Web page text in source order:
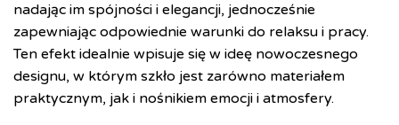
nadając im spójności i elegancji, jednocześnie
zapewniając odpowiednie warunki do relaksu i pracy.
Ten efekt idealnie wpisuje się w ideę nowoczesnego
designu, w którym szkło jest zarówno materiałem
praktycznym, jak i nośnikiem emocji i atmosfery.